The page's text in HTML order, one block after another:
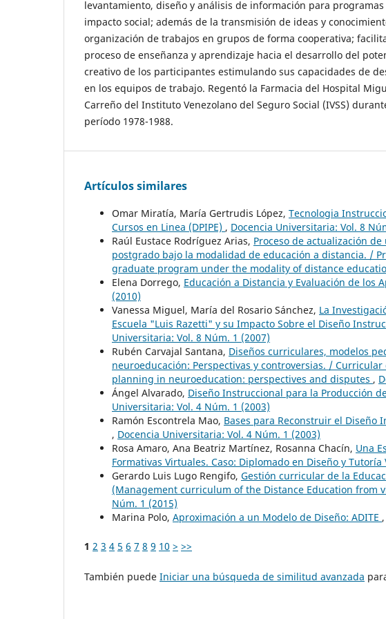
levantamiento, diseño y análisis de información para
impacto social; además de la transmisión de ideas y
organización de trabajos en grupos de forma cooperativa;
proceso de enseñanza y aprendizaje hacia el desarrollo del
creativo de los participantes estimulando sus capacidades de
en los equipos de trabajo. Regentó la Farmacia del Hospital
Carreño del Instituto Venezolano del Seguro Social (IVSS)
período 1978-1988.
Artículos similares
Omar Miratía, María Gertrudis López, Tecnologia
Cursos en Linea (DPIPE) , Docencia Universitaria: Vol. 8
Raúl Eustace Rodríguez Arias, Proceso de actualización
postgrado bajo la modalidad de educación a distancia. /
graduate program under the modality of distance
Elena Dorrego, Educación a Distancia y Evaluación de los
(2010)
Vanessa Miguel, María del Rosario Sánchez, La
Escuela "Luis Razetti" y su Impacto Sobre el Diseño
Universitaria: Vol. 8 Núm. 1 (2007)
Rubén Carvajal Santana, Diseños curriculares, modelos
neuroeducación: Perspectivas y controversias. /
planning in neuroeducation: perspectives and disputes ,
Ángel Alvarado, Diseño Instruccional para la Producción
Universitaria: Vol. 4 Núm. 1 (2003)
Ramón Escontrela Mao, Bases para Reconstruir el Diseño
, Docencia Universitaria: Vol. 4 Núm. 1 (2003)
Rosa Amaro, Ana Beatriz Martínez, Rosanna Chacín, Una
Formativas Virtuales. Caso: Diplomado en Diseño y Tutoría
Gerardo Luis Lugo Rengifo, Gestión curricular de la
(Management curriculum of the Distance Education from
Núm. 1 (2015)
Marina Polo, Aproximación a un Modelo de Diseño: ADITE ,
1 2 3 4 5 6 7 8 9 10 > >>
También puede Iniciar una búsqueda de similitud avanzada